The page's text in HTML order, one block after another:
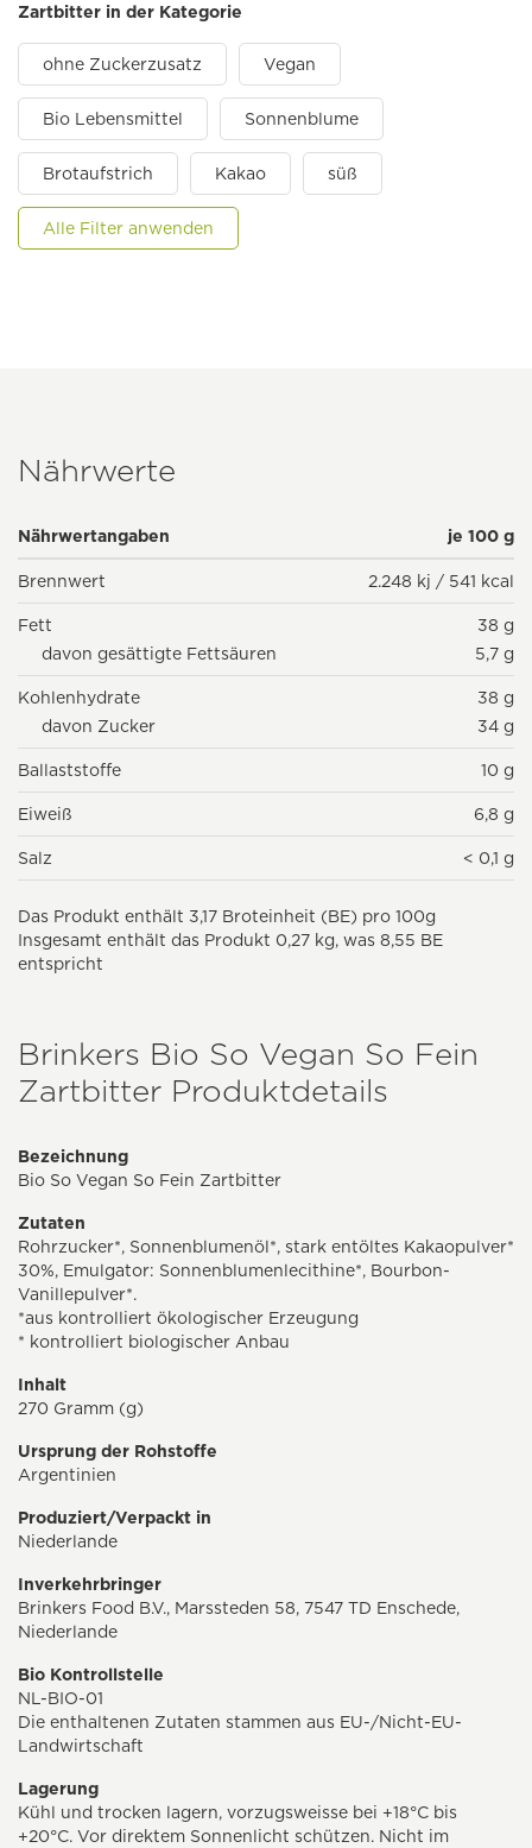
Zartbitter in der Kategorie
ohne Zuckerzusatz Vegan
Bio Lebensmittel Sonnenblume
Brotaufstrich Kakao süß
Alle Filter anwenden
Nährwerte
Nährwertangaben je 100 g
Brennwert 2.248 kj / 541 kcal
Fett
38 g
davon gesättigte Fettsäuren
5,7 g
Kohlenhydrate
38 g
davon Zucker
34 g
Ballaststoffe 10 g
Eiweiß 6,8 g
Salz < 0,1 g
Das Produkt enthält 3,17 Broteinheit (BE) pro 100g
Insgesamt enthält das Produkt 0,27 kg, was 8,55 BE
entspricht
Brinkers Bio So Vegan So Fein
Zartbitter Produktdetails
Bezeichnung
Bio So Vegan So Fein Zartbitter
Zutaten
Rohrzucker*, Sonnenblumenöl*, stark entöltes Kakaopulver*
30%, Emulgator: Sonnenblumenlecithine*, Bourbon-
Vanillepulver*.
*aus kontrolliert ökologischer Erzeugung
* kontrolliert biologischer Anbau
Inhalt
270 Gramm (g)
Ursprung der Rohstoffe
Argentinien
Produziert/Verpackt in
Niederlande
Inverkehrbringer
Brinkers Food B.V., Marssteden 58, 7547 TD Enschede,
Niederlande
Bio Kontrollstelle
NL-BIO-01
Die enthaltenen Zutaten stammen aus EU-/Nicht-EU-
Landwirtschaft
Lagerung
Kühl und trocken lagern, vorzugsweisse bei +18°C bis
+20°C. Vor direktem Sonnenlicht schützen. Nicht im